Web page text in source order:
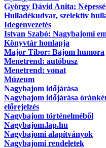
György Dávid Anita:
Hulladékudvar, szelektív
Idegenvezetés
Istvan Szabó: Nagybajomi
Könyvtár honlapja
Major Tibor: Bajom humora
Menetrend: autóbusz
Menetrend: vonat
Múzeum
Nagybajom időjárása
Nagybajom időjárása
előrejelzés
Nagybajom történelméből
Nagybajom.lap.hu
Nagybajomi alapítványok
Nagybajomi rendeletek